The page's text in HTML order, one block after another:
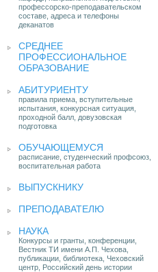
профессорско-преподавательском
составе, адреса и телефоны
деканатов
СРЕДНЕЕ
ПРОФЕССИОНАЛЬНОЕ
ОБРАЗОВАНИЕ
АБИТУРИЕНТУ
правила приема, вступительные
испытания, конкурсная ситуация,
проходной балл, довузовская
подготовка
ОБУЧАЮЩЕМУСЯ
расписание, студенческий профсоюз,
воспитательная работа
ВЫПУСКНИКУ
ПРЕПОДАВАТЕЛЮ
НАУКА
Конкурсы и гранты, конференции,
Вестник ТИ имени А.П. Чехова,
публикации, библиотека, Чеховский
центр, Российский день истории